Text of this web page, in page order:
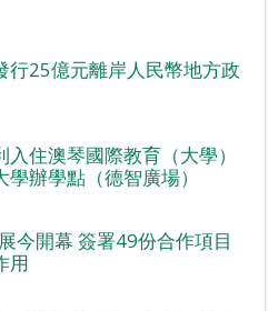
行25億元離岸人民幣地方政
住澳琴國際教育（大學）
辦學點（德智廣場）
今開幕 簽署49份合作項目
用